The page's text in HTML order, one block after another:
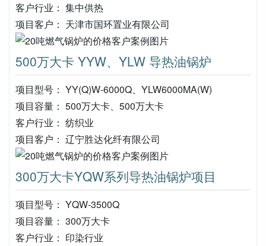
客户行业： 集中供热
项目客户： 天津市国环置业有限公司
500万大卡 YYW、YLW 导热油锅炉
项目型号： YY(Q)W-6000Q、YLW6000MA(W)
项目容量： 500万大卡、500万大卡
客户行业： 纺织业
项目客户： 辽宁胜达化纤有限公司
300万大卡YQW系列导热油锅炉项目
项目型号： YQW-3500Q
项目容量： 300万大卡
客户行业： 印染行业